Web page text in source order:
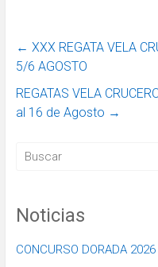
← XXX REGATA VELA
5/6 AGOSTO
REGATAS VELA
al 16 de Agosto →
Noticias
CONCURSO DORADA 2026